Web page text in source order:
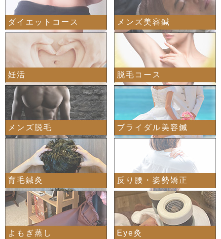
ダイエットコース メンズ美容鍼
妊活 脱毛コース
メンズ脱毛 ブライダル美容鍼
育毛鍼灸 反り腰・姿勢矯正
よもぎ蒸し Eye灸